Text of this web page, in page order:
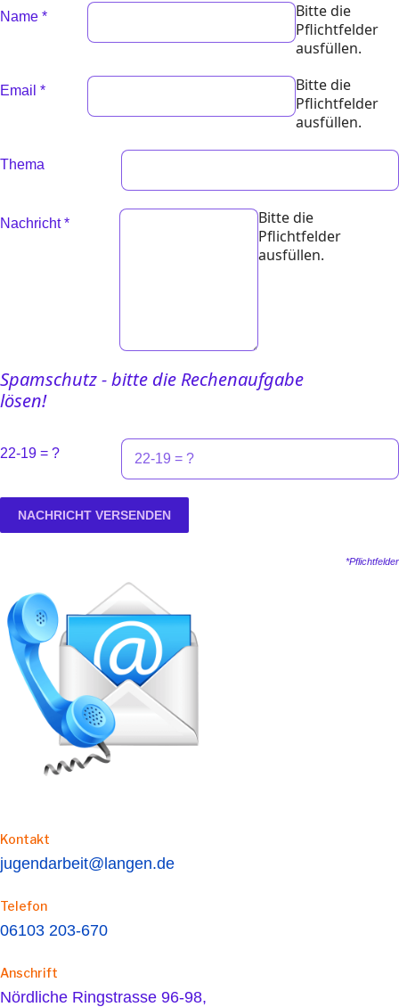
Name *
Bitte die
Pflichtfelder
ausfüllen.
Email *
Bitte die
Pflichtfelder
ausfüllen.
Thema
Nachricht*
Bitte die
Pflichtfelder
ausfüllen.
Spamschutz - bitte die Rechenaufgabe
lösen!
22-19 = ?
NACHRICHT VERSENDEN
*Pflichtfelder
Kontakt
jugendarbeit@langen.de
Telefon
06103 203-670
Anschrift
Nördliche Ringstrasse 96-98,